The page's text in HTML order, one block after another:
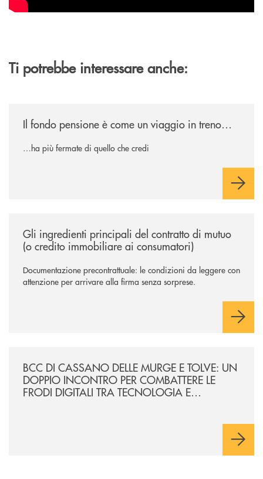
Ti potrebbe interessare anche:
Il fondo pensione è come un viaggio in treno…
…ha più fermate di quello che credi
Gli ingredienti principali del contratto di mutuo
(o credito immobiliare ai consumatori)
Documentazione precontrattuale: le condizioni da leggere con
attenzione per arrivare alla firma senza sorprese.
BCC DI CASSANO DELLE MURGE E TOLVE: UN
DOPPIO INCONTRO PER COMBATTERE LE
FRODI DIGITALI TRA TECNOLOGIA E